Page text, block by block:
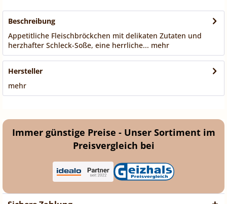
Beschreibung
Appetitliche Fleischbröckchen mit delikaten Zutaten und
herzhafter Schleck-Soße, eine herrliche... mehr
Hersteller
mehr
Immer günstige Preise - Unser Sortiment im
Preisvergleich bei